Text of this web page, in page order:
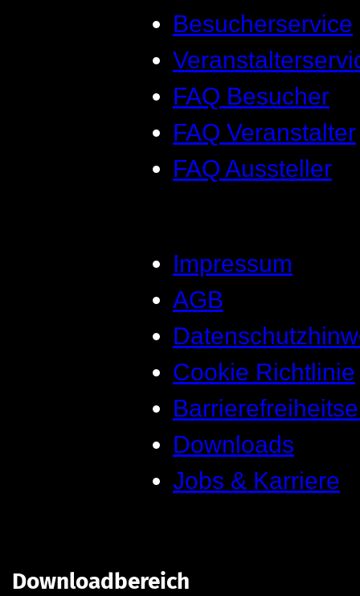
Besucherservice
FAQ Besucher
FAQ Veranstalter
FAQ Aussteller
Impressum
AGB
Cookie Richtlinie
Downloads
Jobs & Karriere
Downloadbereich